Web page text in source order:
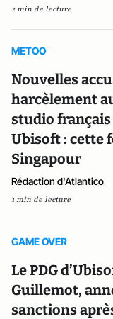
2 min de lecture
METOO
Nouvelles
harcèlement
studio français
Ubisoft : cette
Singapour
Rédaction d'Atlantico
1 min de lecture
GAME OVER
Le PDG
Guillemot,
sanctions